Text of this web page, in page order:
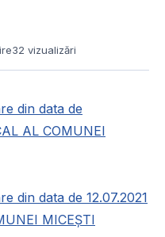
32 vizualizări
din data de
AL COMUNEI
din data de 12.07.2021
MICEȘTI